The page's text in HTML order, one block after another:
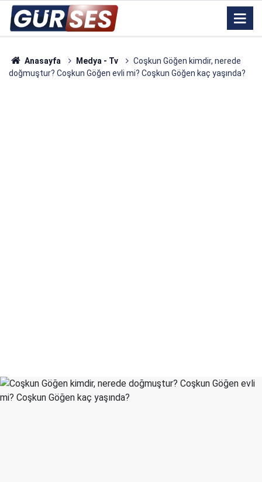
Anasayfa Medya - Tv
Coşkun Göğen kimdir, nerede
doğmuştur? Coşkun Göğen evli mi? Coşkun Göğen kaç yaşında?